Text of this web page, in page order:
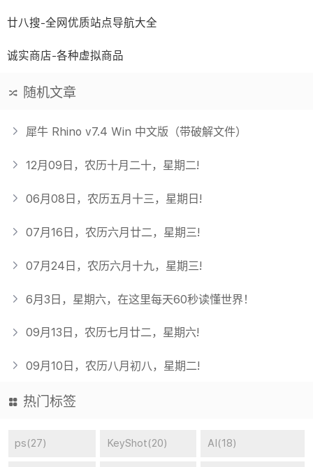
廿八搜-全网优质站点导航大全
诚实商店-各种虚拟商品
随机文章
犀牛 Rhino v7.4 Win 中文版（带破解文件）
12月09日，农历十月二十，星期二!
06月08日，农历五月十三，星期日!
07月16日，农历六月廿二，星期三!
07月24日，农历六月十九，星期三!
6月3日，星期六，在这里每天60秒读懂世界！
09月13日，农历七月廿二，星期六!
09月10日，农历八月初八，星期二!
热门标签
ps(27) KeyShot(20) AI(18)